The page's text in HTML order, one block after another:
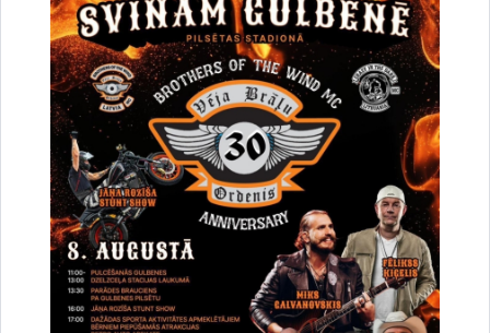
Par satiksmes organizāciju Brīvības un
Dzelzceļa ielas pārbūves darbu laikā Gulbenē
30.07.2026. Projekti
Sabiedrība
Satiksmes ierobežojumi